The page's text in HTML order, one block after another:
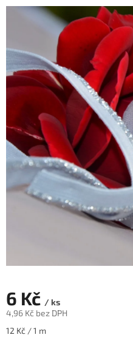
6 Kč / ks
4,96 Kč bez DPH
Měrná
12 Kč / 1 m